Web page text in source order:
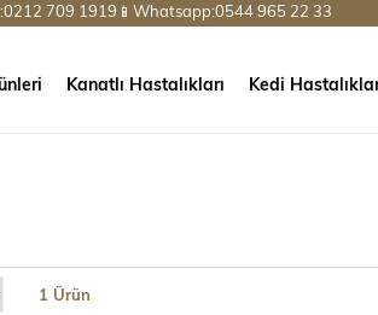
709 1919📱Whatsapp:0544 965 22 33
Kanatlı Hastalıkları Kedi
1 Ürün